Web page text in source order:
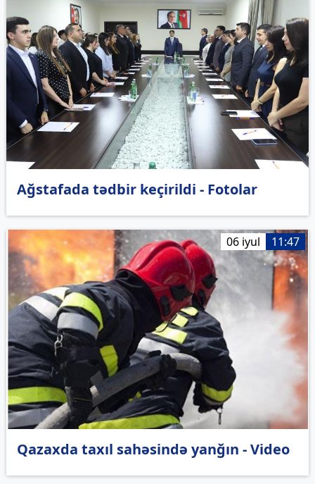
Ağstafada tədbir keçirildi - Fotolar
06 iyul 11:47
Qazaxda taxıl sahəsində yanğın - Video